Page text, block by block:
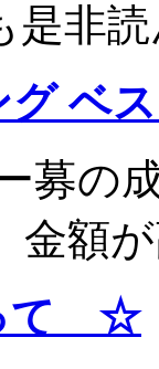
是非
グ
募の
金額
て ☆